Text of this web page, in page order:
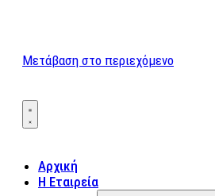
Μετάβαση στο περιεχόμενο
Αρχική
Η Εταιρεία